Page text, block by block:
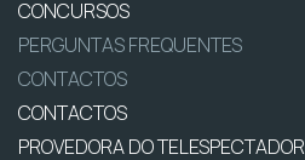
CONCURSOS
PERGUNTAS FREQUENTES
CONTACTOS
CONTACTOS
PROVEDORA DO TELESPECTADOR